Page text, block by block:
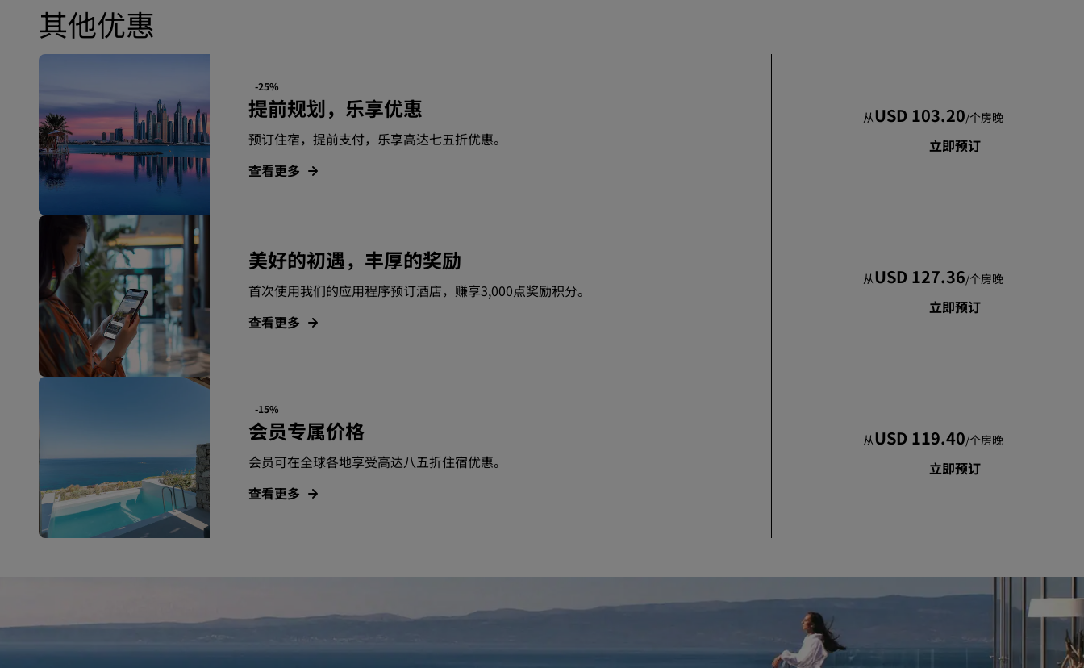
其他优惠
-25%
提前规划，乐享优惠
预订住宿，提前支付，乐享高达七五折优惠。
查看更多
从USD 103.20/个房晚
立即预订
美好的初遇，丰厚的奖励
首次使用我们的应用程序预订酒店，赚享3,000点奖励积分。
查看更多
从USD 127.36/个房晚
立即预订
-15%
会员专属价格
会员可在全球各地享受高达八五折住宿优惠。
查看更多
从USD 119.40/个房晚
立即预订